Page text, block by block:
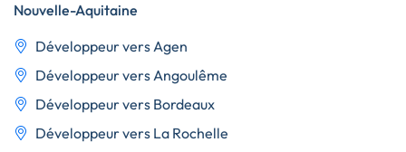
Nouvelle-Aquitaine
Développeur vers Agen
Développeur vers Angoulême
Développeur vers Bordeaux
Développeur vers La Rochelle